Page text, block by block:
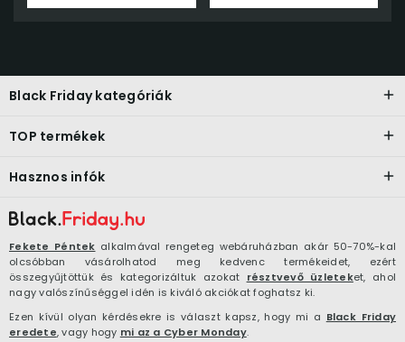
Fekete Péntek alkalmával rengeteg webáruházban akár 50-70%-kal
olcsóbban vásárolhatod meg kedvenc termékeidet, ezért
összegyűjtöttük és kategorizáltuk azokat résztvevő üzleteket, ahol
nagy valószínűséggel idén is kiváló akciókat foghatsz ki.
Ezen kívül olyan kérdésekre is választ kapsz, hogy mi a Black Friday
eredete, vagy hogy mi az a Cyber Monday.
Black Friday kategóriák
TOP termékek
Hasznos infók